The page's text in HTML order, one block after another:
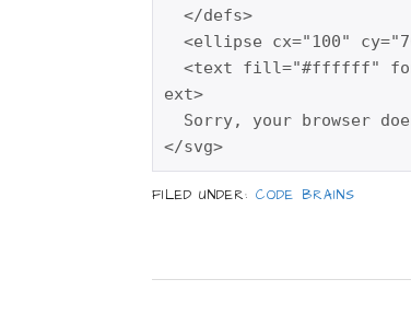
</defs>
<ellipse cx="100"
<text fill="#ffffff" font-
ext>
Sorry, your browser
</svg>
FILED UNDER: CODE BRAINS